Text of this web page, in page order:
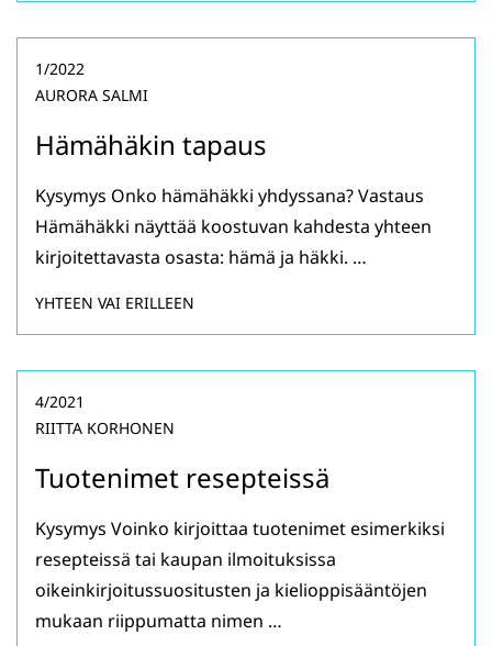
Hämähäkin tapaus
1/2022
AURORA SALMI
Kysymys Onko hämähäkki yhdyssana? Vastaus
Hämähäkki näyttää koostuvan kahdesta yhteen
kirjoitettavasta osasta: hämä ja häkki. …
YHTEEN VAI ERILLEEN
Tuotenimet resepteissä
4/2021
RIITTA KORHONEN
Kysymys Voinko kirjoittaa tuotenimet esimerkiksi
resepteissä tai kaupan ilmoituksissa
oikeinkirjoitussuositusten ja kielioppisääntöjen
mukaan riippumatta nimen …